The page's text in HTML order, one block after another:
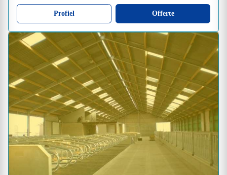
Profiel Offerte